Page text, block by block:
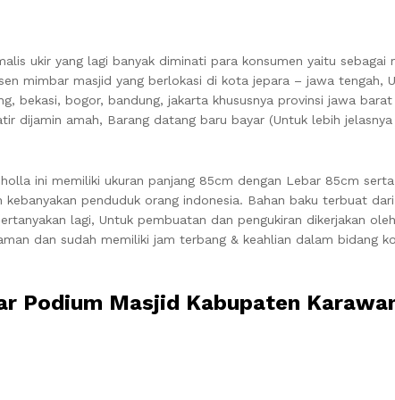
ukir yang lagi banyak diminati para konsumen yaitu sebagai
mimbar masjid yang berlokasi di kota jepara – jawa tengah,
bekasi, bogor, bandung, jakarta khususnya provinsi jawa
dijamin amah, Barang datang baru bayar (Untuk lebih jelasnya
ini memiliki ukuran panjang 85cm dengan Lebar 85cm
penduduk orang indonesia. Bahan baku terbuat
lagi, Untuk pembuatan dan pengukiran dikerjakan
dan sudah memiliki jam terbang & keahlian dalam bidang
Podium Masjid Kabupaten